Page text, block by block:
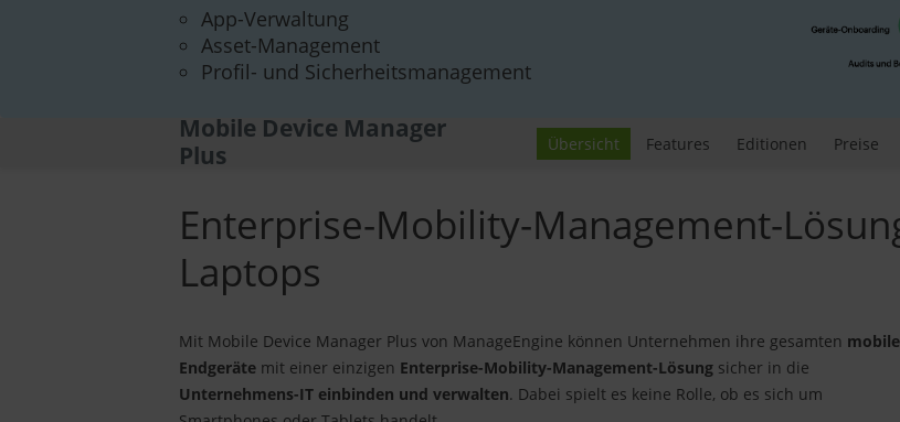
App-Verwaltung
Asset-Management
Profil- und Sicherheitsmanagement
Mobile Device Manager
Plus
Übersicht Features Editionen Preise
Enterprise-Mobility-Management-
Laptops
Mit Mobile Device Manager Plus von ManageEngine können Unternehmen ihre gesamten
Endgeräte mit einer einzigen Enterprise-Mobility-Management-Lösung sicher in die
Unternehmens-IT einbinden und verwalten. Dabei spielt es keine Rolle, ob es sich um